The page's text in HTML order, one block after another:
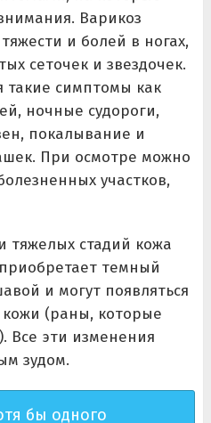
Варикоз
и болей в ногах,
сеточек и звездочек.
такие симптомы как
ночные судороги,
покалывание и
При осмотре можно
участков,
тяжелых стадий кожа
темный
и могут появляться
кожи (раны, которые
Все эти изменения
зудом.
бы одного